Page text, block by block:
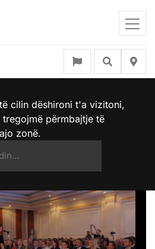
cilin dëshironi t'a vizitoni,
tregojmë përmbajtje të
zonë.